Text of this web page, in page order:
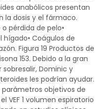
anabólicos presentan
la dosis y el fármaco.
o pérdida de pelo•
Coágulos de
Figura 19 Productos de
153. Debido a la gran
Dominic y
les podrían ayudar.
objetivos de
VEF 1 volumen espiratorio